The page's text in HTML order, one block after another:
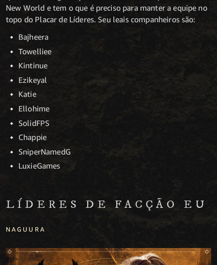
New World e tem o que é preciso para manter a equipe no
topo do Placar de Líderes. Seu leais companheiros são:
Bajheera
Towelliee
Kintinue
Ezikeyal
Katie
Ellohime
SolidFPS
Chappie
SniperNamedG
LuxieGames
LÍDERES DE FACÇÃO EU
NAGUURA